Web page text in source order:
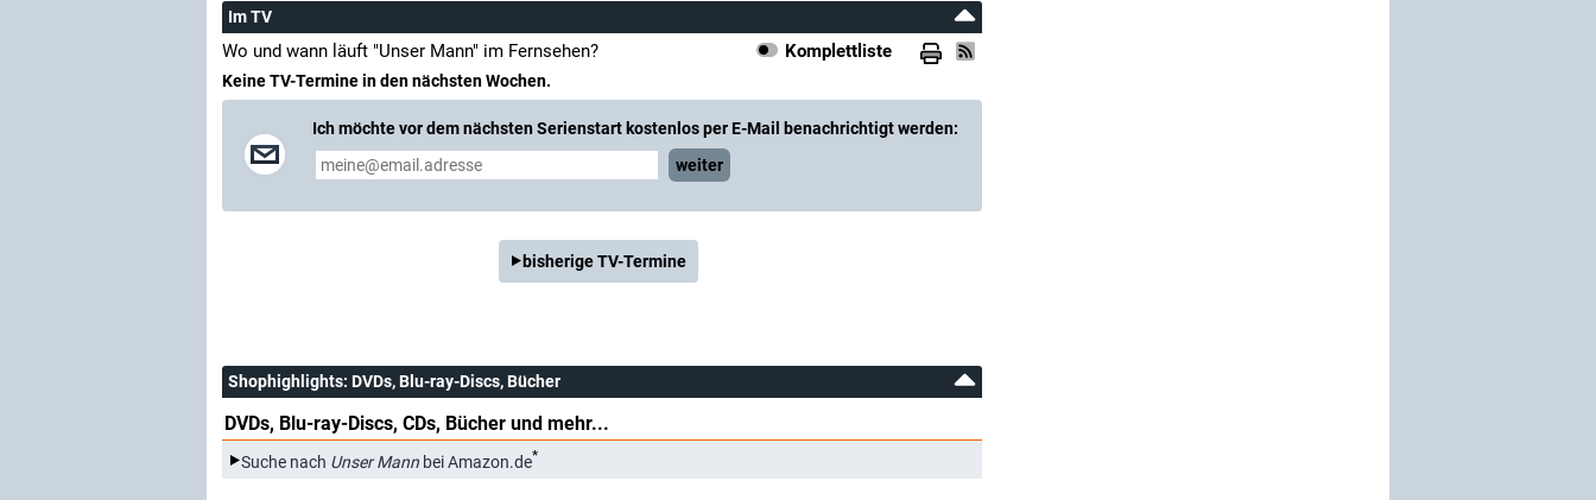
Im TV
Wo und wann läuft "Unser Mann" im Fernsehen? Komplettliste
Keine TV-Termine in den nächsten Wochen.
Ich möchte vor dem nächsten Serienstart kostenlos per E-Mail benachrichtigt werden:
weiter
bisherige TV-Termine
Shophighlights: DVDs, Blu-ray-Discs, Bücher
DVDs, Blu-ray-Discs, CDs, Bücher und mehr...
Suche nach Unser Mann bei Amazon.de*